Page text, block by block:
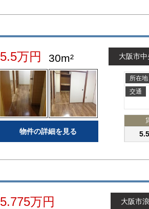
5.5万円 30m²
物件の詳細を見る
大阪市
所在地
交通
5.775万円 大阪市